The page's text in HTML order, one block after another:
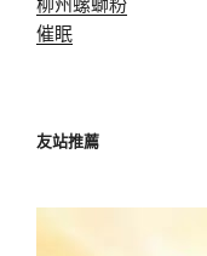
催眠
友站推薦